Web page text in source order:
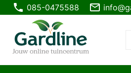
phone 085-0475588 mail_outline